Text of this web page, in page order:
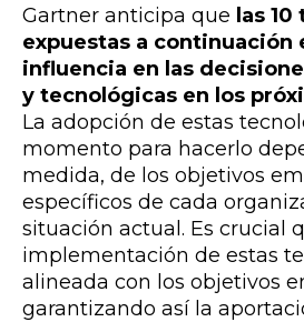
Gartner anticipa que las
expuestas a continuación
influencia en las
y tecnológicas en los
La adopción de estas
momento para hacerlo
medida, de los objetivos
específicos de cada
situación actual. Es crucial
implementación de estas
alineada con los objetivos
garantizando así la